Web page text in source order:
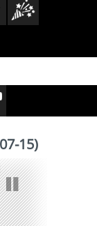
15)